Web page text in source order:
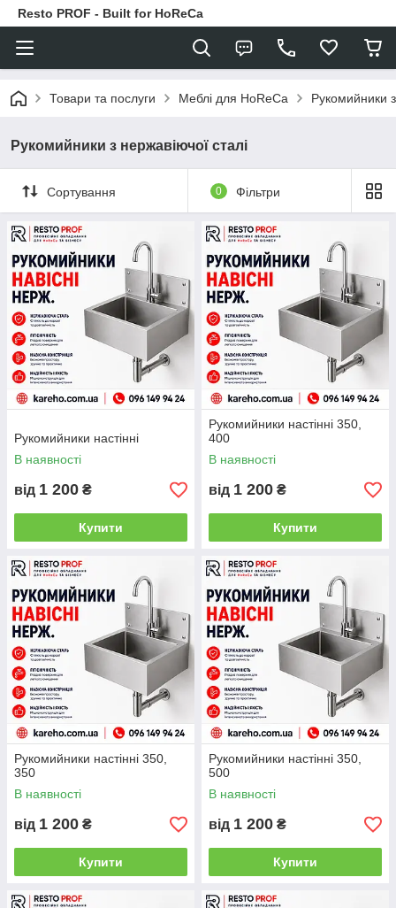
Resto PROF - Built for HoReCa
Товари та послуги Меблі для HoReCa Рукомийники
Рукомийники з нержавіючої сталі
Сортування 0 Фільтри
Рукомийники настінні
В наявності
від 1 200 ₴
Купити
Рукомийники настінні 350,
400
В наявності
від 1 200 ₴
Купити
Рукомийники настінні 350,
350
В наявності
від 1 200 ₴
Купити
Рукомийники настінні 350,
500
В наявності
від 1 200 ₴
Купити